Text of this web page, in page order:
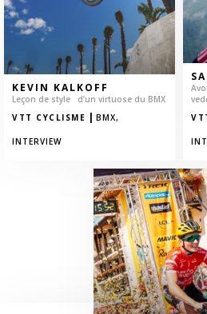
KEVIN KALKOFF
Leçon de style d’un virtuose du BMX
VTT CYCLISME | BMX,
INTERVIEW